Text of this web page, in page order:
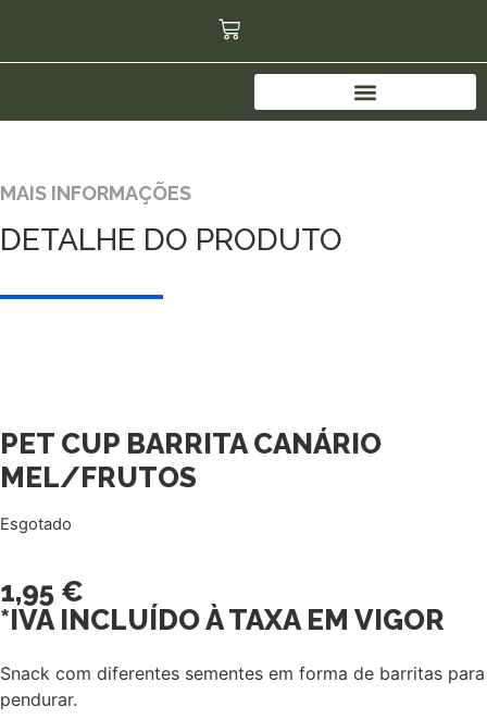
MAIS INFORMAÇÕES
DETALHE DO PRODUTO
PET CUP BARRITA CANÁRIO
MEL/FRUTOS
Esgotado
1,95 €
*IVA INCLUÍDO À TAXA EM VIGOR
Snack com diferentes sementes em forma de barritas para
pendurar.